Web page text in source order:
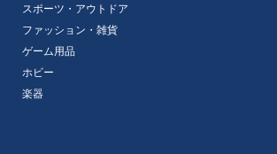
スポーツ・アウトドア
ファッション・雑貨
ゲーム用品
ホビー
楽器